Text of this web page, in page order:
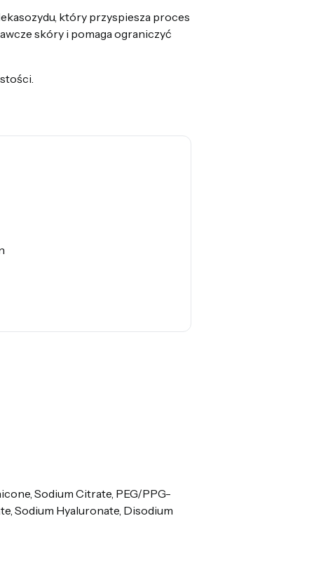
który przyspiesza proces
skóry i pomaga ograniczyć
Sodium Citrate, PEG/PPG-
Sodium Hyaluronate, Disodium